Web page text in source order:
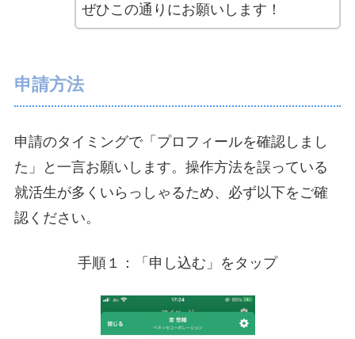
ぜひこの通りにお願いします！
申請方法
申請のタイミングで「プロフィールを確認しまし
た」と一言お願いします。操作方法を誤っている
就活生が多くいらっしゃるため、必ず以下をご確
認ください。
手順１：「申し込む」をタップ